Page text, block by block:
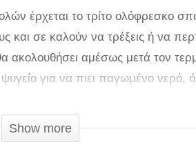
έρχεται το τρίτο ολόφρεσκο
και σε καλούν να τρέξεις ή να
ακολουθήσει αμέσως μετά τον
για να πιει παγωμένο νερό,
το λάθος αυτό συμβαίνει
Show more